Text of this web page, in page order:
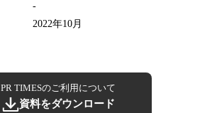
-
2022年10月
PR TIMESのご利用について
資料をダウンロード